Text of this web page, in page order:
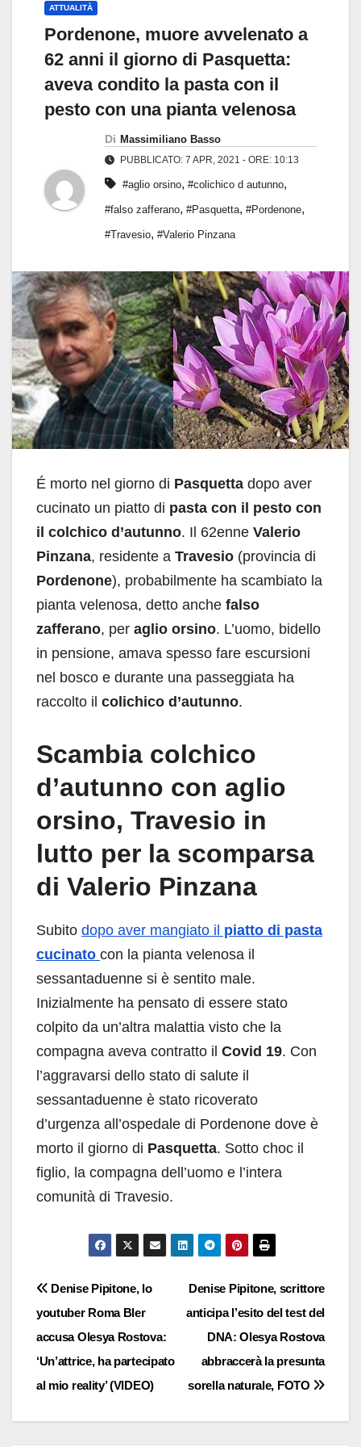
ATTUALITÀ
Pordenone, muore avvelenato a
62 anni il giorno di Pasquetta:
aveva condito la pasta con il
pesto con una pianta velenosa
Di Massimiliano Basso
PUBBLICATO: 7 APR, 2021 - ORE: 10:13
#aglio orsino, #colichico d autunno,
#falso zafferano, #Pasquetta, #Pordenone,
#Travesio, #Valerio Pinzana
É morto nel giorno di Pasquetta dopo aver
cucinato un piatto di pasta con il pesto con
il colchico d’autunno. Il 62enne Valerio
Pinzana, residente a Travesio (provincia di
Pordenone), probabilmente ha scambiato la
pianta velenosa, detto anche falso
zafferano, per aglio orsino. L’uomo, bidello
in pensione, amava spesso fare escursioni
nel bosco e durante una passeggiata ha
raccolto il colichico d’autunno.
Scambia colchico
d’autunno con aglio
orsino, Travesio in
lutto per la scomparsa
di Valerio Pinzana
Subito dopo aver mangiato il piatto di pasta
cucinato con la pianta velenosa il
sessantaduenne si è sentito male.
Inizialmente ha pensato di essere stato
colpito da un’altra malattia visto che la
compagna aveva contratto il Covid 19. Con
l’aggravarsi dello stato di salute il
sessantaduenne è stato ricoverato
d’urgenza all’ospedale di Pordenone dove è
morto il giorno di Pasquetta. Sotto choc il
figlio, la compagna dell’uomo e l’intera
comunità di Travesio.
Navigazione
articoli
Denise Pipitone, scrittore
anticipa l’esito del test del
DNA: Olesya Rostova
abbraccerà la presunta
sorella naturale, FOTO
Denise Pipitone, lo
youtuber Roma Bler
accusa Olesya Rostova:
‘Un’attrice, ha partecipato
al mio reality’ (VIDEO)